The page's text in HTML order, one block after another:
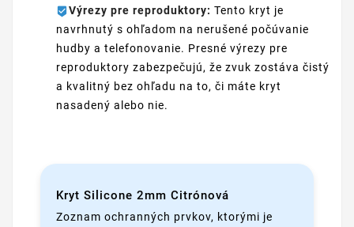
Výrezy pre reproduktory: Tento kryt je
navrhnutý s ohľadom na nerušené počúvanie
hudby a telefonovanie. Presné výrezy pre
reproduktory zabezpečujú, že zvuk zostáva čistý
a kvalitný bez ohľadu na to, či máte kryt
nasadený alebo nie.
Kryt Silicone 2mm Citrónová
Zoznam ochranných prvkov, ktorými je